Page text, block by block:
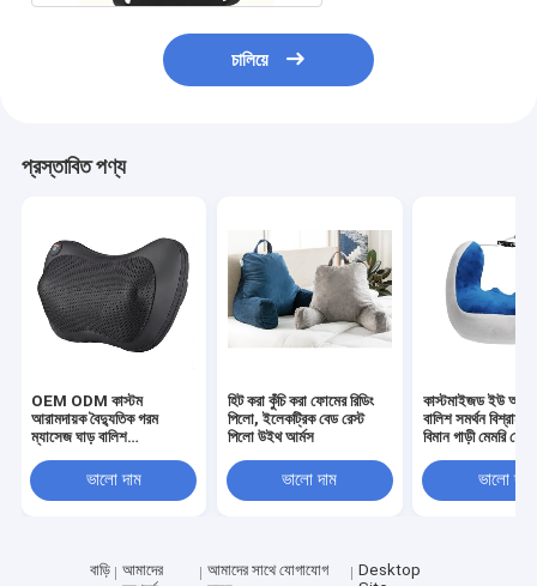
চালিয়ে
প্রস্তাবিত পণ্য
OEM ODM কাস্টম
আরামদায়ক বৈদ্যুতিক গরম
ম্যাসেজ ঘাড় বালিশ
Orthopedic Cervical
Contour Head Woven
ভালো দাম
হিট করা কুঁচি করা ফোমের রিডিং
পিলো, ইলেকট্রিক বেড রেস্ট
পিলো উইথ আর্মস
ভালো দাম
কাস্টমাইজড ইউ
বালিশ সমর্থন বিশ্রাম
বিমান গাড়ী মেমরি
ভালো দাম
বাড়ি
আমাদের
আমাদের সাথে যোগাযোগ
Desktop